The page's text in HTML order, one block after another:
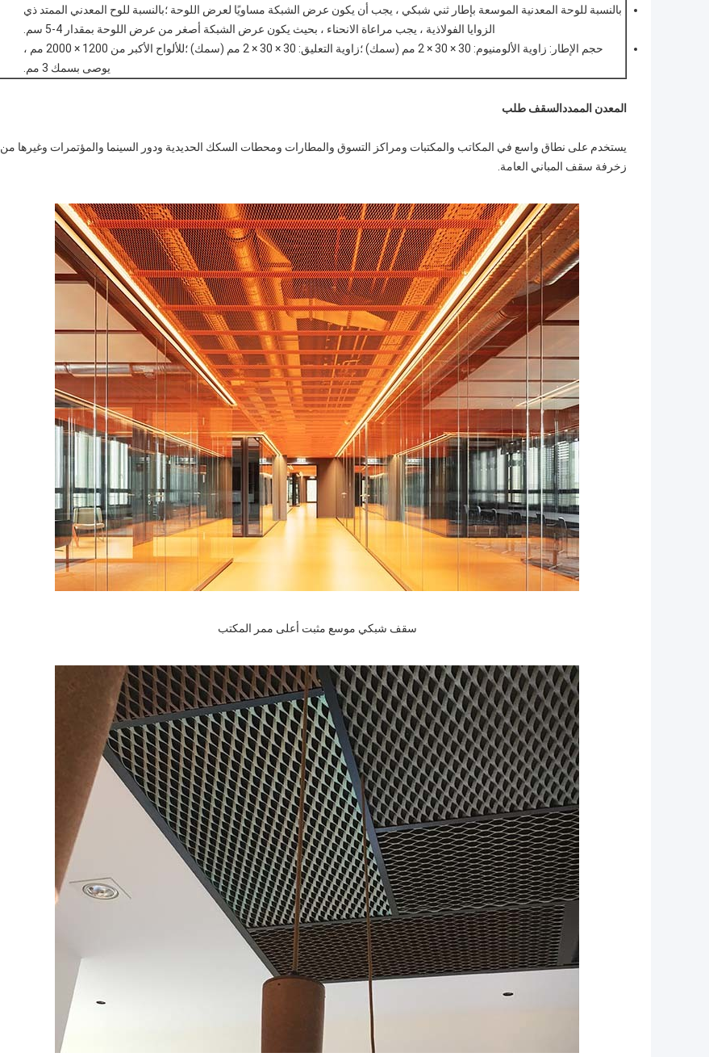
بالنسبة للوحة المعدنية الموسعة بإطار ثني شبكي ، يجب أن يكون عرض الشبكة مساويًا لعرض اللوحة ؛بالنسبة للوح المعدني الممتد ذي
الزوايا الفولاذية ، يجب مراعاة الانحناء ، بحيث يكون عرض الشبكة أصغر من عرض اللوحة بمقدار 4-5 سم.
حجم الإطار: زاوية الألومنيوم: 30 × 30 × 2 مم (سمك) ؛زاوية التعليق: 30 × 30 × 2 مم (سمك) ؛للألواح الأكبر من 1200 × 2000 مم ،
يوصى بسمك 3 مم.
المعدن الممدد السقف طلب
يستخدم على نطاق واسع في المكاتب والمكتبات ومراكز التسوق والمطارات ومحطات السكك الحديدية ودور السينما والمؤتمرات وغيرها من
زخرفة سقف المباني العامة.
سقف شبكي موسع مثبت أعلى ممر المكتب